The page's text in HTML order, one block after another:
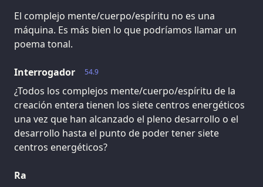
El complejo mente/cuerpo/espíritu no es una
máquina. Es más bien lo que podríamos llamar un
poema tonal.
54.9
Interrogador
¿Todos los complejos mente/cuerpo/espíritu de la
creación entera tienen los siete centros energéticos
una vez que han alcanzado el pleno desarrollo o el
desarrollo hasta el punto de poder tener siete
centros energéticos?
Ra